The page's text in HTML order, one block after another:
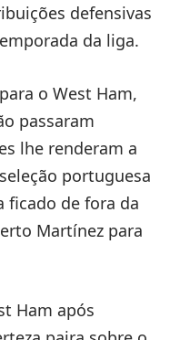
defensivas
da liga.
o West Ham,
passaram
lhe renderam a
portuguesa
ficado de fora da
Martínez para
Ham após